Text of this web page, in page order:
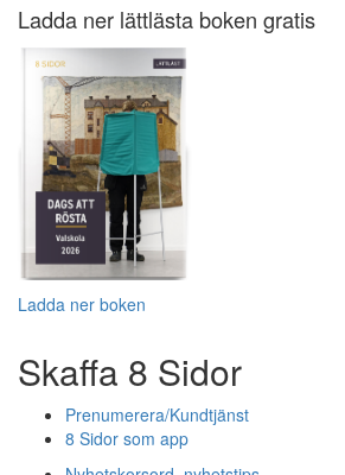
Ladda ner lättlästa boken gratis
Ladda ner boken
Skaffa 8 Sidor
Prenumerera/Kundtjänst
8 Sidor som app